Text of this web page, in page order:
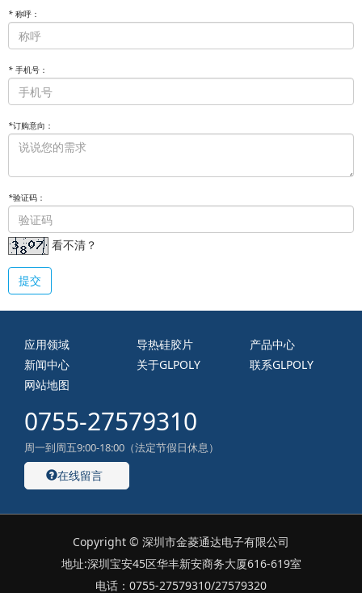
* 称呼：
* 手机号：
*订购意向：
*验证码：
看不清？
提交
应用领域 导热硅胶片
产品中心
新闻中心
关于GLPOLY
联系GLPOLY
网站地图
0755-27579310
周一到周五9:00-18:00（法定节假日休息）
在线留言
Copyright © 深圳市金菱通达电子有限公司
地址:深圳宝安45区华丰新安商务大厦616-619室
电话：0755-27579310/27579320